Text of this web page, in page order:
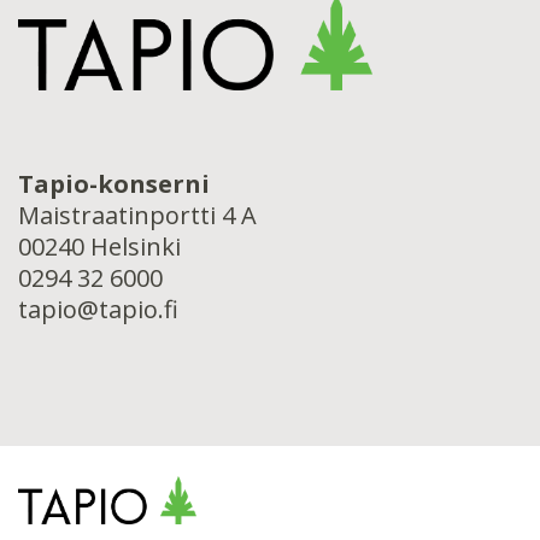
Tapio-konserni
Maistraatinportti 4 A
00240 Helsinki
0294 32 6000
tapio@tapio.fi